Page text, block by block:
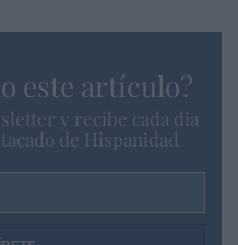
este artículo?
y recibe cada dia
de Hispanidad